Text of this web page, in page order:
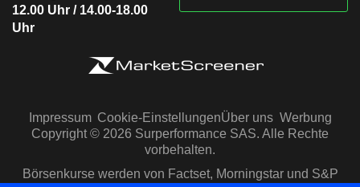
12.00 Uhr / 14.00-18.00
Uhr
Impressum Cookie-EinstellungenÜber uns Werbung
Copyright © 2026 Surperformance SAS. Alle Rechte
vorbehalten.
Börsenkurse werden von Factset, Morningstar und S&P